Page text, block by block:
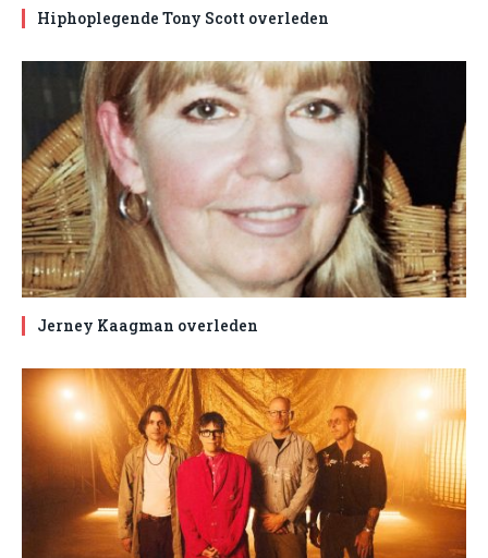
Hiphoplegende Tony Scott overleden
Jerney Kaagman overleden